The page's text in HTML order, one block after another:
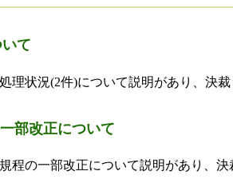
て
理状況(2件)について説明があり、決裁
部改正について
程の一部改正について説明があり、決